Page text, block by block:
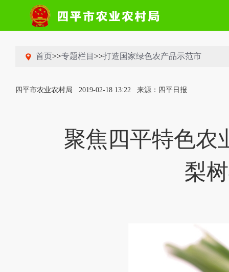
首页>>专题栏目 >>打造国家绿色农产品示范市
四平市农业农村局 2019-02-18 13:22 来源：四平日报
聚焦四平特色
梨